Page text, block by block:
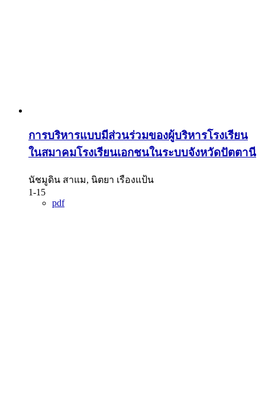
การบริหารแบบมีส่วนร่วมของผู้บริหารโรงเรียน
ในสมาคมโรงเรียนเอกชนในระบบจังหวัดปัตตานี
นัชมูดิน สาแม, นิตยา เรืองแป้น
1-15
pdf